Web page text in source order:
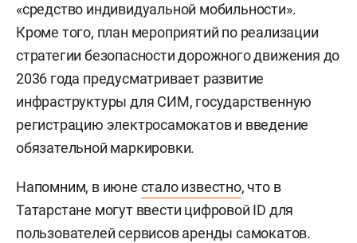
«средство индивидуальной мобильности».
Кроме того, план мероприятий по реализации
стратегии безопасности дорожного движения до
2036 года предусматривает развитие
инфраструктуры для СИМ, государственную
регистрацию электросамокатов и введение
обязательной маркировки.
Напомним, в июне стало известно, что в
Татарстане могут ввести цифровой ID для
пользователей сервисов аренды самокатов.